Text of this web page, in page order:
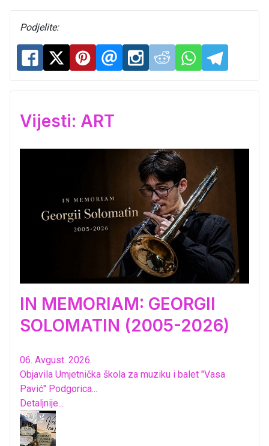
Podjelite:
Vijesti: ART
IN MEMORIAM: GEORGII
SOLOMATIN (2005-2026)
06. Avgust. 2026.
Objavila Umjetnička škola za muziku i balet "Vasa
Pavić" Podgorica...
Detaljnije...